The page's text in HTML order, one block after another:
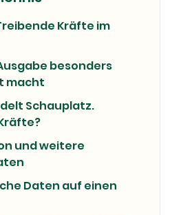
Kräfte im
besonders
macht
Schauplatz.
und weitere
Daten auf einen